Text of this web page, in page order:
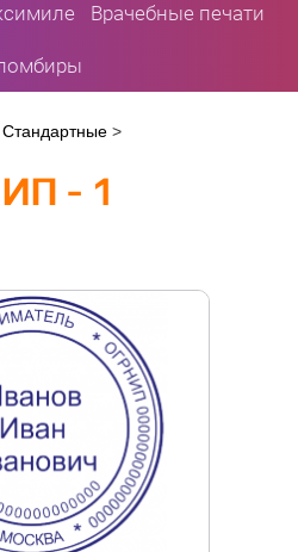
Врачебные печати
Стандартные >
- 1